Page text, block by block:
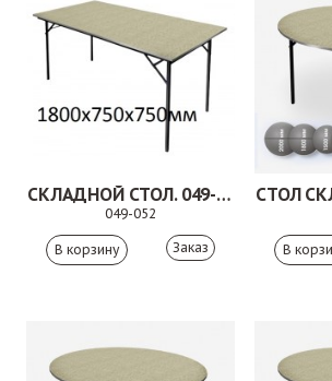
СКЛАДНОЙ СТОЛ. 049-052
049-052
Заказ